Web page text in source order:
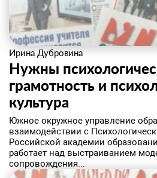
Ирина Дубровина
Нужны
грамотность и
культура
Южное окружное управление
взаимодействии с
Российской академии
работает над выстраиванием
сопровождения...